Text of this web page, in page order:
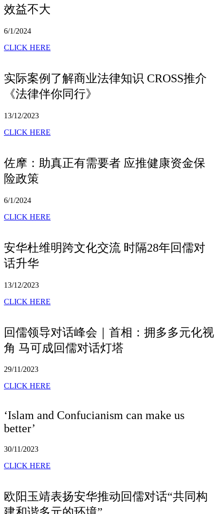
效益不大
6/1/2024
CLICK HERE
实际案例了解商业法律知识 CROSS推介
《法律伴你同行》
13/12/2023
CLICK HERE
佐摩：助真正有需要者 应推健康资金保
险政策
6/1/2024
CLICK HERE
安华杜维明跨文化交流 时隔28年回儒对
话升华
13/12/2023
CLICK HERE
回儒领导对话峰会｜首相：拥多多元化视
角 马可成回儒对话灯塔
29/11/2023
CLICK HERE
‘Islam and Confucianism can make us
better’
30/11/2023
CLICK HERE
欧阳玉靖表扬安华推动回儒对话“共同构